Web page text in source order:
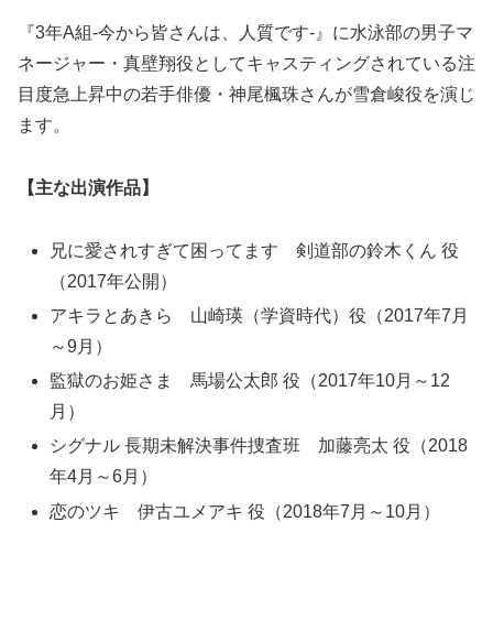
『3年A組-今から皆さんは、人質です-』に水泳部の男子マ
ネージャー・真壁翔役としてキャスティングされている注
目度急上昇中の若手俳優・神尾楓珠さんが雪倉峻役を演じ
ます。
【主な出演作品】
兄に愛されすぎて困ってます 剣道部の鈴木くん 役
（2017年公開）
アキラとあきら 山崎瑛（学資時代）役（2017年7月
～9月）
監獄のお姫さま 馬場公太郎 役（2017年10月～12
月）
シグナル 長期未解決事件捜査班 加藤亮太 役（2018
年4月～6月）
恋のツキ 伊古ユメアキ 役（2018年7月～10月）